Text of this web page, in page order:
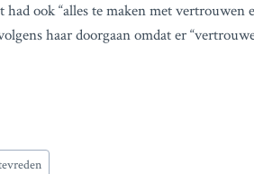
ook “alles te maken met vertrouwen
haar doorgaan omdat er